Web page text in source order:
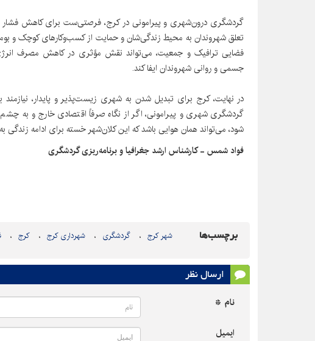
گردشگری درون‌شهری و پیرامونی در کرج، فرصتی‌ست برای کاهش
تعلق شهروندان به محیط زندگی‌شان و حمایت از کسب‌وکارهای کوچک و
فضایی ترافیک و جمعیت، می‌تواند نقش مؤثری در کاهش مصرف
جسمی و روانی شهروندان ایفا کند.
در نهایت، کرج برای تبدیل شدن به شهری زیست‌پذیر و پایدار،
گردشگری شهری و پیرامونی، اگر از نگاه صرفاً اقتصادی خارج و به
شود، می‌تواند همان هوایی باشد که این کلان‌شهر خسته برای ادامه زندگی به
فواد شمس - کارشناس ارشد جغرافیا و برنامه‌ریزی گردشگری
برچسب‌ها شهر کرج گردشگری شهرداری کرج کرج
ارسال نظر
نام *
ایمیل